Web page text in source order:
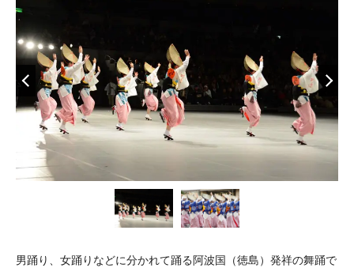
男踊り、女踊りなどに分かれて踊る阿波国（徳島）発祥の舞踊で